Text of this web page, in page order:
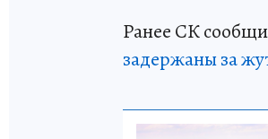
Ранее СК
задержаны за